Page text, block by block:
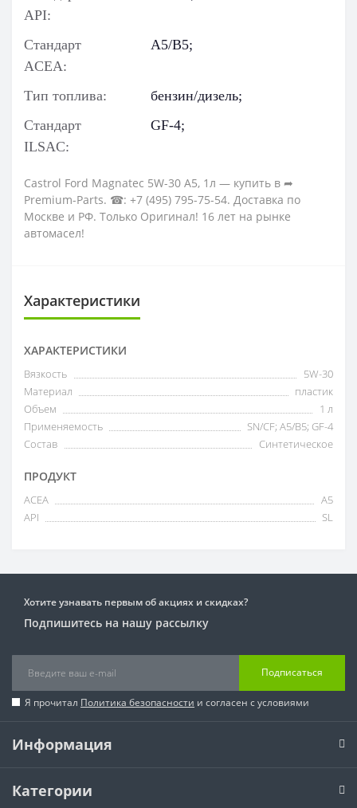
API:
Стандарт
ACEA:
A5/B5;
Тип топлива:
бензин/дизель;
Стандарт
ILSAC:
GF-4;
Castrol Ford Magnatec 5W-30 A5, 1л — купить в ➦
Premium-Parts. ☎: +7 (495) 795-75-54. Доставка по
Москве и РФ. Только Оригинал! 16 лет на рынке
автомасел!
Характеристики
ХАРАКТЕРИСТИКИ
Вязкость
5W-30
Материал
пластик
Объем
1 л
Применяемость
SN/CF; A5/B5; GF-4
Состав
Синтетическое
ПРОДУКТ
ACEA
A5
API
SL
Хотите узнавать первым об акциях и скидках?
Подпишитесь на нашу рассылку
Подписаться
Я прочитал Политика безопасности и согласен с условиями
Информация
Категории